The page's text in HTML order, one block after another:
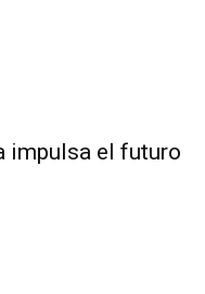
impulsa el futuro